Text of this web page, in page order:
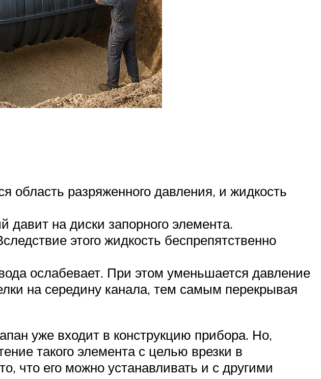
область разряженного давления, и жидкость
давит на диски запорного элемента.
этого жидкость беспрепятственно
ослабевает. При этом уменьшается давление
на середину канала, тем самым перекрывая
уже входит в конструкцию прибора. Но,
такого элемента с целью врезки в
что его можно устанавливать и с другими